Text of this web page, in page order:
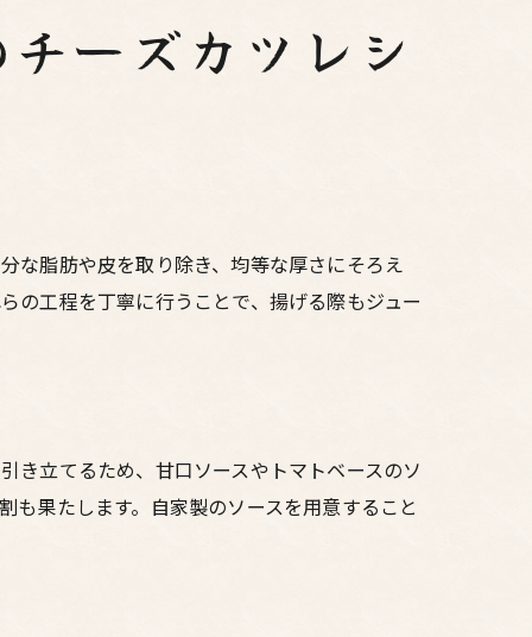
ーズカツレシ
な脂肪や皮を取り除き、均等な厚さにそろえ
の工程を丁寧に行うことで、揚げる際もジュー
き立てるため、甘口ソースやトマトベースのソ
も果たします。自家製のソースを用意すること